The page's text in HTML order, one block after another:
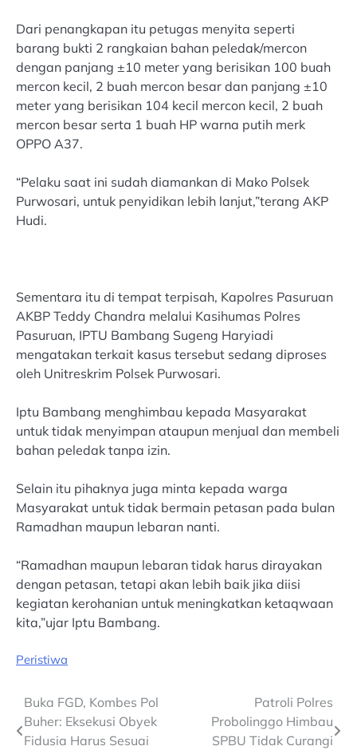
Dari penangkapan itu petugas menyita seperti
barang bukti 2 rangkaian bahan peledak/mercon
dengan panjang ±10 meter yang berisikan 100 buah
mercon kecil, 2 buah mercon besar dan panjang ±10
meter yang berisikan 104 kecil mercon kecil, 2 buah
mercon besar serta 1 buah HP warna putih merk
OPPO A37.
“Pelaku saat ini sudah diamankan di Mako Polsek
Purwosari, untuk penyidikan lebih lanjut,”terang AKP
Hudi.
Sementara itu di tempat terpisah, Kapolres Pasuruan
AKBP Teddy Chandra melalui Kasihumas Polres
Pasuruan, IPTU Bambang Sugeng Haryiadi
mengatakan terkait kasus tersebut sedang diproses
oleh Unitreskrim Polsek Purwosari.
Iptu Bambang menghimbau kepada Masyarakat
untuk tidak menyimpan ataupun menjual dan membeli
bahan peledak tanpa izin.
Selain itu pihaknya juga minta kepada warga
Masyarakat untuk tidak bermain petasan pada bulan
Ramadhan maupun lebaran nanti.
“Ramadhan maupun lebaran tidak harus dirayakan
dengan petasan, tetapi akan lebih baik jika diisi
kegiatan kerohanian untuk meningkatkan ketaqwaan
kita,”ujar Iptu Bambang.
Peristiwa
Post
navigation
Buka FGD, Kombes Pol
Buher: Eksekusi Obyek
Fidusia Harus Sesuai
Patroli Polres
Probolinggo Himbau
SPBU Tidak Curangi